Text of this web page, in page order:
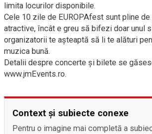
limita locurilor disponibile.
Cele 10 zile de EUROPAfest sunt pline
atractive, încât e greu să bifezi doar unul
organizatorii te așteaptă să li te alături
muzica bună.
Detalii despre concerte și bilete se
www.jmEvents.ro.
Context și subiecte conexe
Pentru o imagine mai completă a